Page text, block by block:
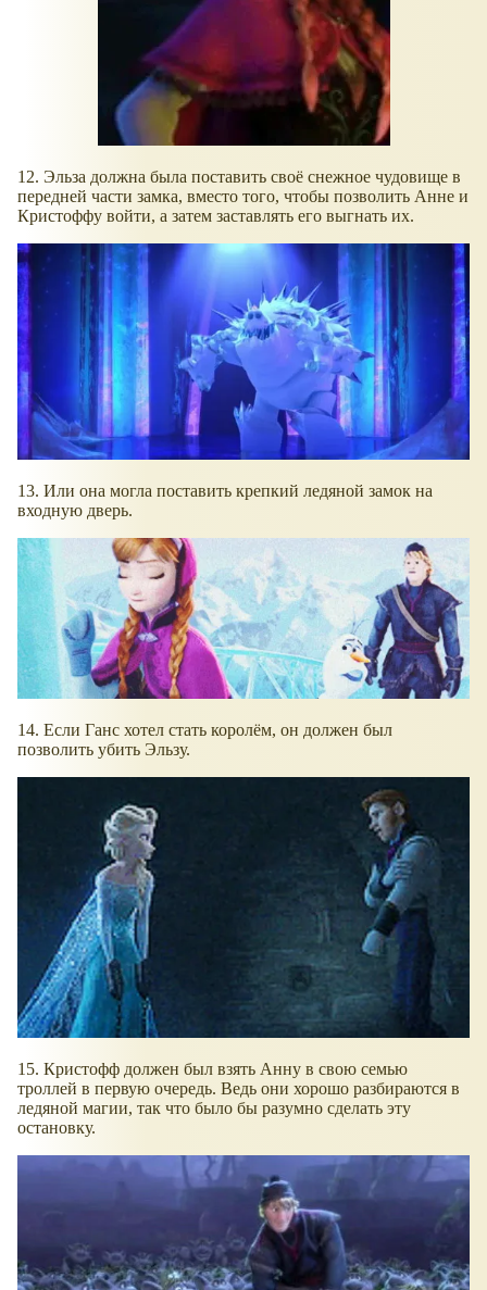
12. Эльза должна была поставить своё снежное чудовище в
передней части замка, вместо того, чтобы позволить Анне и
Кристоффу войти, а затем заставлять его выгнать их.
13. Или она могла поставить крепкий ледяной замок на
входную дверь.
14. Если Ганс хотел стать королём, он должен был
позволить убить Эльзу.
15. Кристофф должен был взять Анну в свою семью
троллей в первую очередь. Ведь они хорошо разбираются в
ледяной магии, так что было бы разумно сделать эту
остановку.